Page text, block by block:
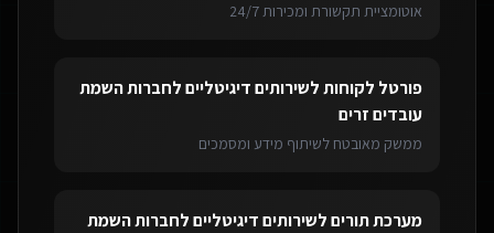
אוטומציית תקשורת ומכירות 24/7
פורטל לקוחותלשירותים דיגיטליים לחברות השמת
עובדים זרים
ממשק מאובטח לשיתוף מידע ומסמכים
מערכת תוריםלשירותים דיגיטליים לחברות השמת